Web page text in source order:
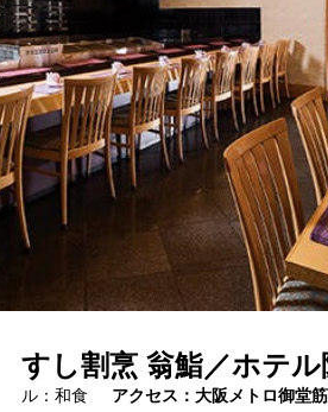
すし割烹 翁鮨／ホテ
ル：和食
アクセス：大阪メトロ御堂